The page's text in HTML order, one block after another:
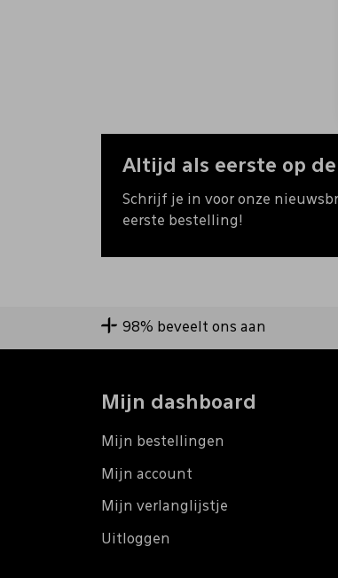
Altijd als eerste op
Schrijf je in voor onze
eerste bestelling!
98% beveelt ons aan
Mijn dashboard
Mijn bestellingen
Mijn account
Mijn verlanglijstje
Uitloggen